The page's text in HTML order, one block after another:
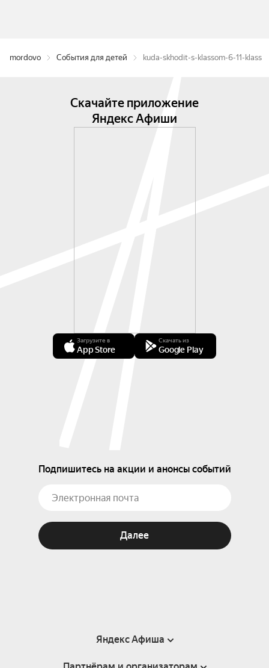
mordovo События для детей kuda-skhodit-s-klassom-6-11-klass
Скачайте приложение
Яндекс Афиши
Загрузите в
App Store
Скачать из
Google Play
Подпишитесь на акции и анонсы событий
Далее
Яндекс Афиша
Справка